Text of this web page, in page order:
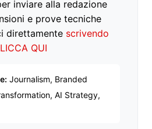
inviare alla redazione
e prove tecniche
direttamente scrivendo
QUI
Journalism, Branded
AI Strategy,